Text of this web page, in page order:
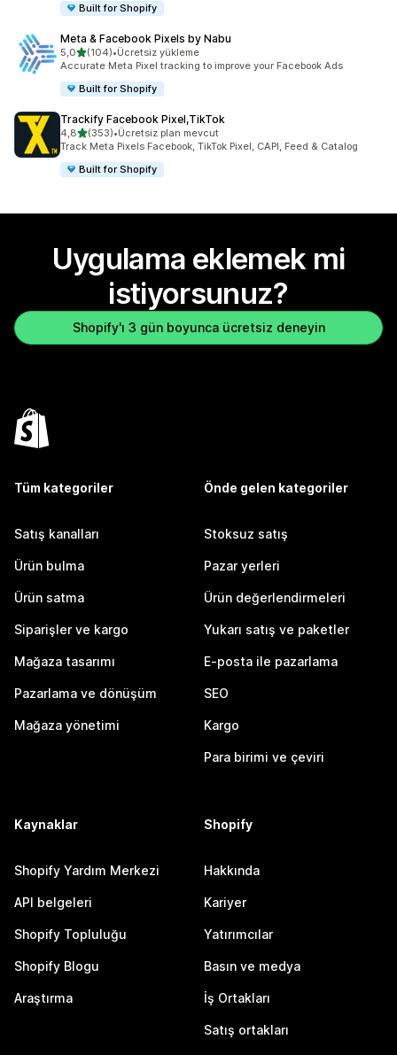
Built for Shopify
Meta & Facebook Pixels by Nabu
5,05 yıldız üzerinden
(104)
toplam 104 değerlendirme
•Ücretsiz yükleme
Accurate Meta Pixel tracking to improve your Facebook Ads
Built for Shopify
Trackify Facebook Pixel,TikTok
4,85 yıldız üzerinden
(353)
toplam 353 değerlendirme
•Ücretsiz plan mevcut
Track Meta Pixels Facebook, TikTok Pixel, CAPI, Feed & Catalog
Built for Shopify
Uygulama eklemek mi
istiyorsunuz?
Shopify'ı 3 gün boyunca ücretsiz deneyin
Tüm kategoriler
Satış kanalları
Ürün bulma
Ürün satma
Siparişler ve kargo
Mağaza tasarımı
Pazarlama ve dönüşüm
Mağaza yönetimi
Önde gelen kategoriler
Stoksuz satış
Pazar yerleri
Ürün değerlendirmeleri
Yukarı satış ve paketler
E-posta ile pazarlama
SEO
Kargo
Para birimi ve çeviri
Kaynaklar
Shopify Yardım Merkezi
API belgeleri
Shopify Topluluğu
Shopify Blogu
Araştırma
Shopify
Hakkında
Kariyer
Yatırımcılar
Basın ve medya
İş Ortakları
Satış ortakları